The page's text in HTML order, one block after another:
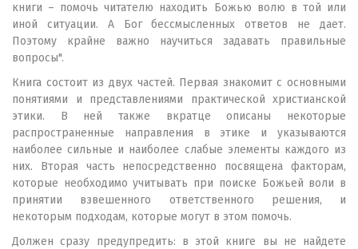
книги – помочь читателю находить Божью волю в той или
иной ситуации. А Бог бессмысленных ответов не дает.
Поэтому крайне важно научиться задавать правильные
вопросы".
Книга состоит из двух частей. Первая знакомит с основными
понятиями и представлениями практической христианской
этики. В ней также вкратце описаны некоторые
распространенные направления в этике и указываются
наиболее сильные и наиболее слабые элементы каждого из
них. Вторая часть непосредственно посвящена факторам,
которые необходимо учитывать при поиске Божьей воли в
принятии взвешенного ответственного решения, и
некоторым подходам, которые могут в этом помочь.
Должен сразу предупредить: в этой книге вы не найдете